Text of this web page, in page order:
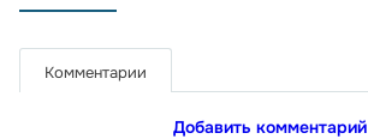
Комментарии
Добавить комментарий